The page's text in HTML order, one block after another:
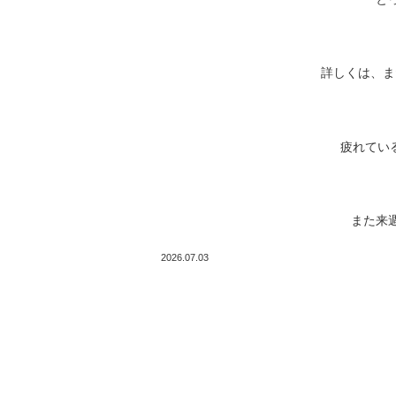
詳しくは、
疲れてい
また来
2026.07.03